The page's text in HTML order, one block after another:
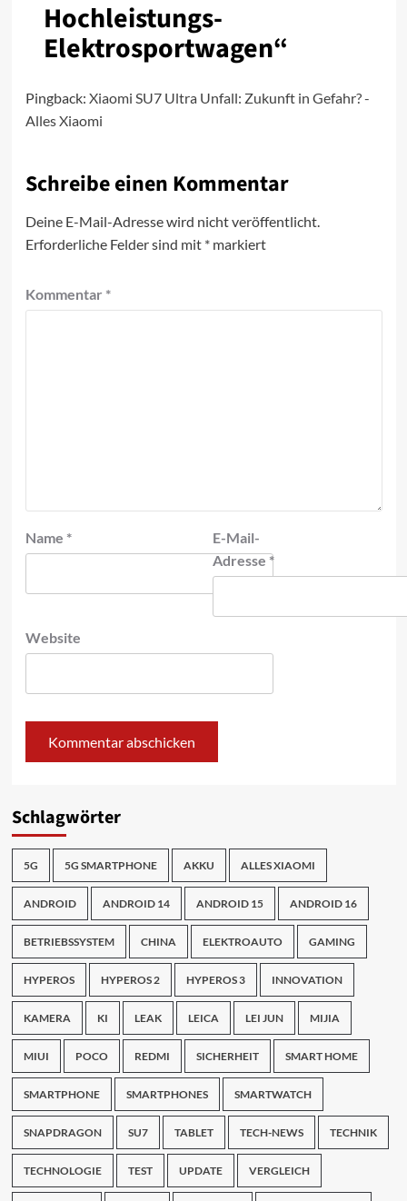
Hochleistungs-
Elektrosportwagen“
Pingback: Xiaomi SU7 Ultra Unfall: Zukunft in Gefahr? -
Alles Xiaomi
Schreibe einen Kommentar
Deine E-Mail-Adresse wird nicht veröffentlicht.
Erforderliche Felder sind mit *markiert
Kommentar *
Name *
E-Mail-
Adresse *
Website
Schlagwörter
5G 5G SMARTPHONE AKKU ALLES XIAOMI
ANDROID ANDROID 14 ANDROID 15 ANDROID 16
BETRIEBSSYSTEM CHINA ELEKTROAUTO GAMING
HYPEROS HYPEROS 2 HYPEROS 3 INNOVATION
KAMERA KI LEAK LEICA LEI JUN MIJIA
MIUI POCO REDMI SICHERHEIT SMART HOME
SMARTPHONE SMARTPHONES SMARTWATCH
SNAPDRAGON SU7 TABLET TECH-NEWS TECHNIK
TECHNOLOGIE TEST UPDATE VERGLEICH